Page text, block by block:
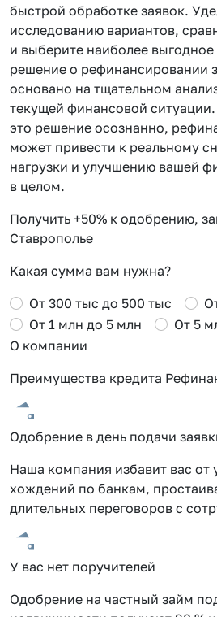
быстрой обработке заявок.
исследованию вариантов,
и выберите наиболее
решение о рефинансировании
основано на тщательном
текущей финансовой
это решение осознанно,
может привести к реальному
нагрузки и улучшению вашей
в целом.
Получить +50% к одобрению,
Ставрополье
Какая сумма вам нужна?
От 300 тыс до 500 тыс
От 1 млн до 5 млн
От 5
О компании
Преимущества кредита
Одобрение в день подачи
Наша компания избавит вас от
хождений по банкам,
длительных переговоров с
У вас нет поручителей
Одобрение на частный займ